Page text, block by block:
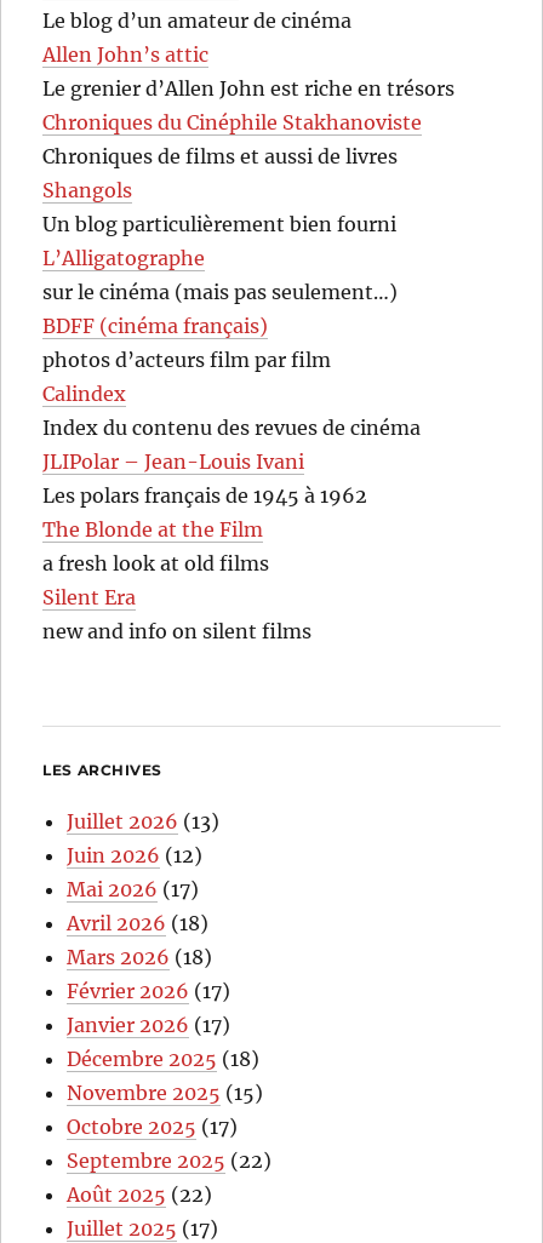
Le blog d’un amateur de cinéma
Allen John’s attic
Le grenier d’Allen John est riche en trésors
Chroniques du Cinéphile Stakhanoviste
Chroniques de films et aussi de livres
Shangols
Un blog particulièrement bien fourni
L’Alligatographe
sur le cinéma (mais pas seulement…)
BDFF (cinéma français)
photos d’acteurs film par film
Calindex
Index du contenu des revues de cinéma
JLIPolar – Jean-Louis Ivani
Les polars français de 1945 à 1962
The Blonde at the Film
a fresh look at old films
Silent Era
new and info on silent films
LES ARCHIVES
Juillet 2026 (13)
Juin 2026 (12)
Mai 2026 (17)
Avril 2026 (18)
Mars 2026 (18)
Février 2026 (17)
Janvier 2026 (17)
Décembre 2025 (18)
Novembre 2025 (15)
Octobre 2025 (17)
Septembre 2025 (22)
Août 2025 (22)
Juillet 2025 (17)